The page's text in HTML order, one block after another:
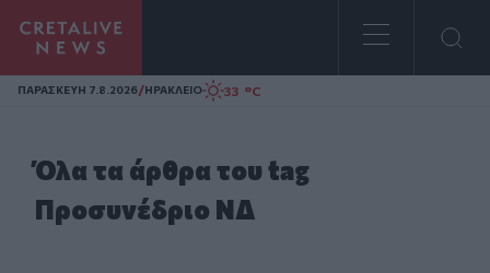
Homepage
ΠΑΡΑΣΚΕΥΗ 7.8.2026/ΗΡΑΚΛΕΙΟ 33 °C
Όλα τα άρθρα του tag
Προσυνέδριο ΝΔ